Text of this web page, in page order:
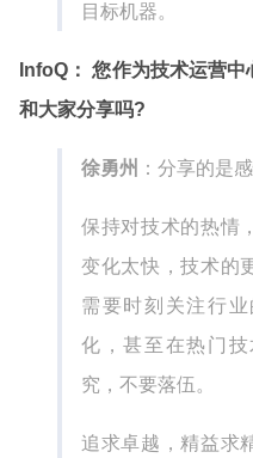
目标机器。
InfoQ： 您作为技术运营
和大家分享吗?
徐勇州 ：分享的是
保持对技术的热情
变化太快，技术的
需要时刻关注行
化，甚至在热门
究，不要落伍。
追求卓越，精益求